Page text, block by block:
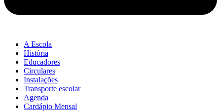
A Escola
História
Educadores
Circulares
Instalações
Transporte escolar
Agenda
Cardápio Mensal